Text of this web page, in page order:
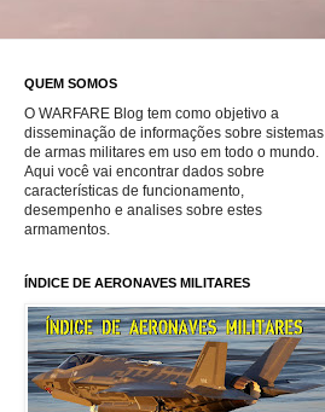
QUEM SOMOS
O WARFARE Blog tem como objetivo a
disseminação de informações sobre sistemas
de armas militares em uso em todo o mundo.
Aqui você vai encontrar dados sobre
características de funcionamento,
desempenho e analises sobre estes
armamentos.
ÍNDICE DE AERONAVES MILITARES